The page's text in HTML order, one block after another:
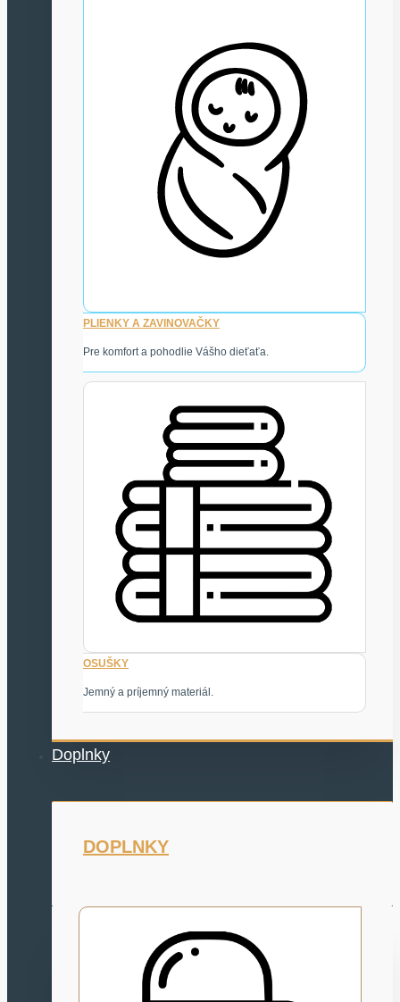
PLIENKY A ZAVINOVAČKY
Pre komfort a pohodlie Vášho dieťaťa.
OSUŠKY
Jemný a príjemný materiál.
Doplnky
DOPLNKY